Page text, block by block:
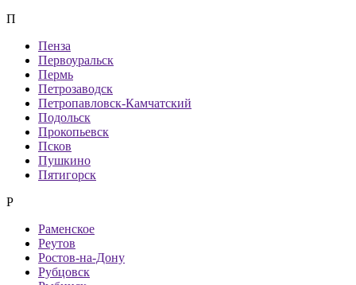
П
Пенза
Первоуральск
Пермь
Петрозаводск
Петропавловск-Камчатский
Подольск
Прокопьевск
Псков
Пушкино
Пятигорск
Р
Раменское
Реутов
Ростов-на-Дону
Рубцовск